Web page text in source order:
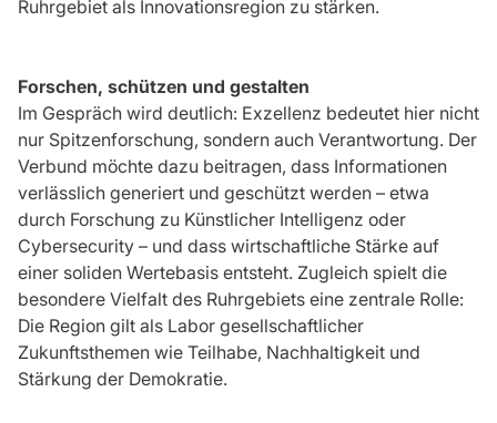
Ruhrgebiet als Innovationsregion zu stärken.
Forschen, schützen und gestalten
Im Gespräch wird deutlich: Exzellenz bedeutet hier nicht
nur Spitzenforschung, sondern auch Verantwortung. Der
Verbund möchte dazu beitragen, dass Informationen
verlässlich generiert und geschützt werden – etwa
durch Forschung zu Künstlicher Intelligenz oder
Cybersecurity – und dass wirtschaftliche Stärke auf
einer soliden Wertebasis entsteht. Zugleich spielt die
besondere Vielfalt des Ruhrgebiets eine zentrale Rolle:
Die Region gilt als Labor gesellschaftlicher
Zukunftsthemen wie Teilhabe, Nachhaltigkeit und
Stärkung der Demokratie.